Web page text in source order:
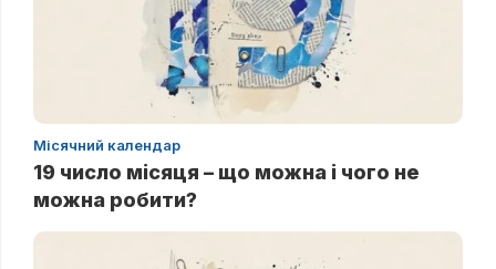
Місячний календар
19 число місяця – що можна і чого не
можна робити?